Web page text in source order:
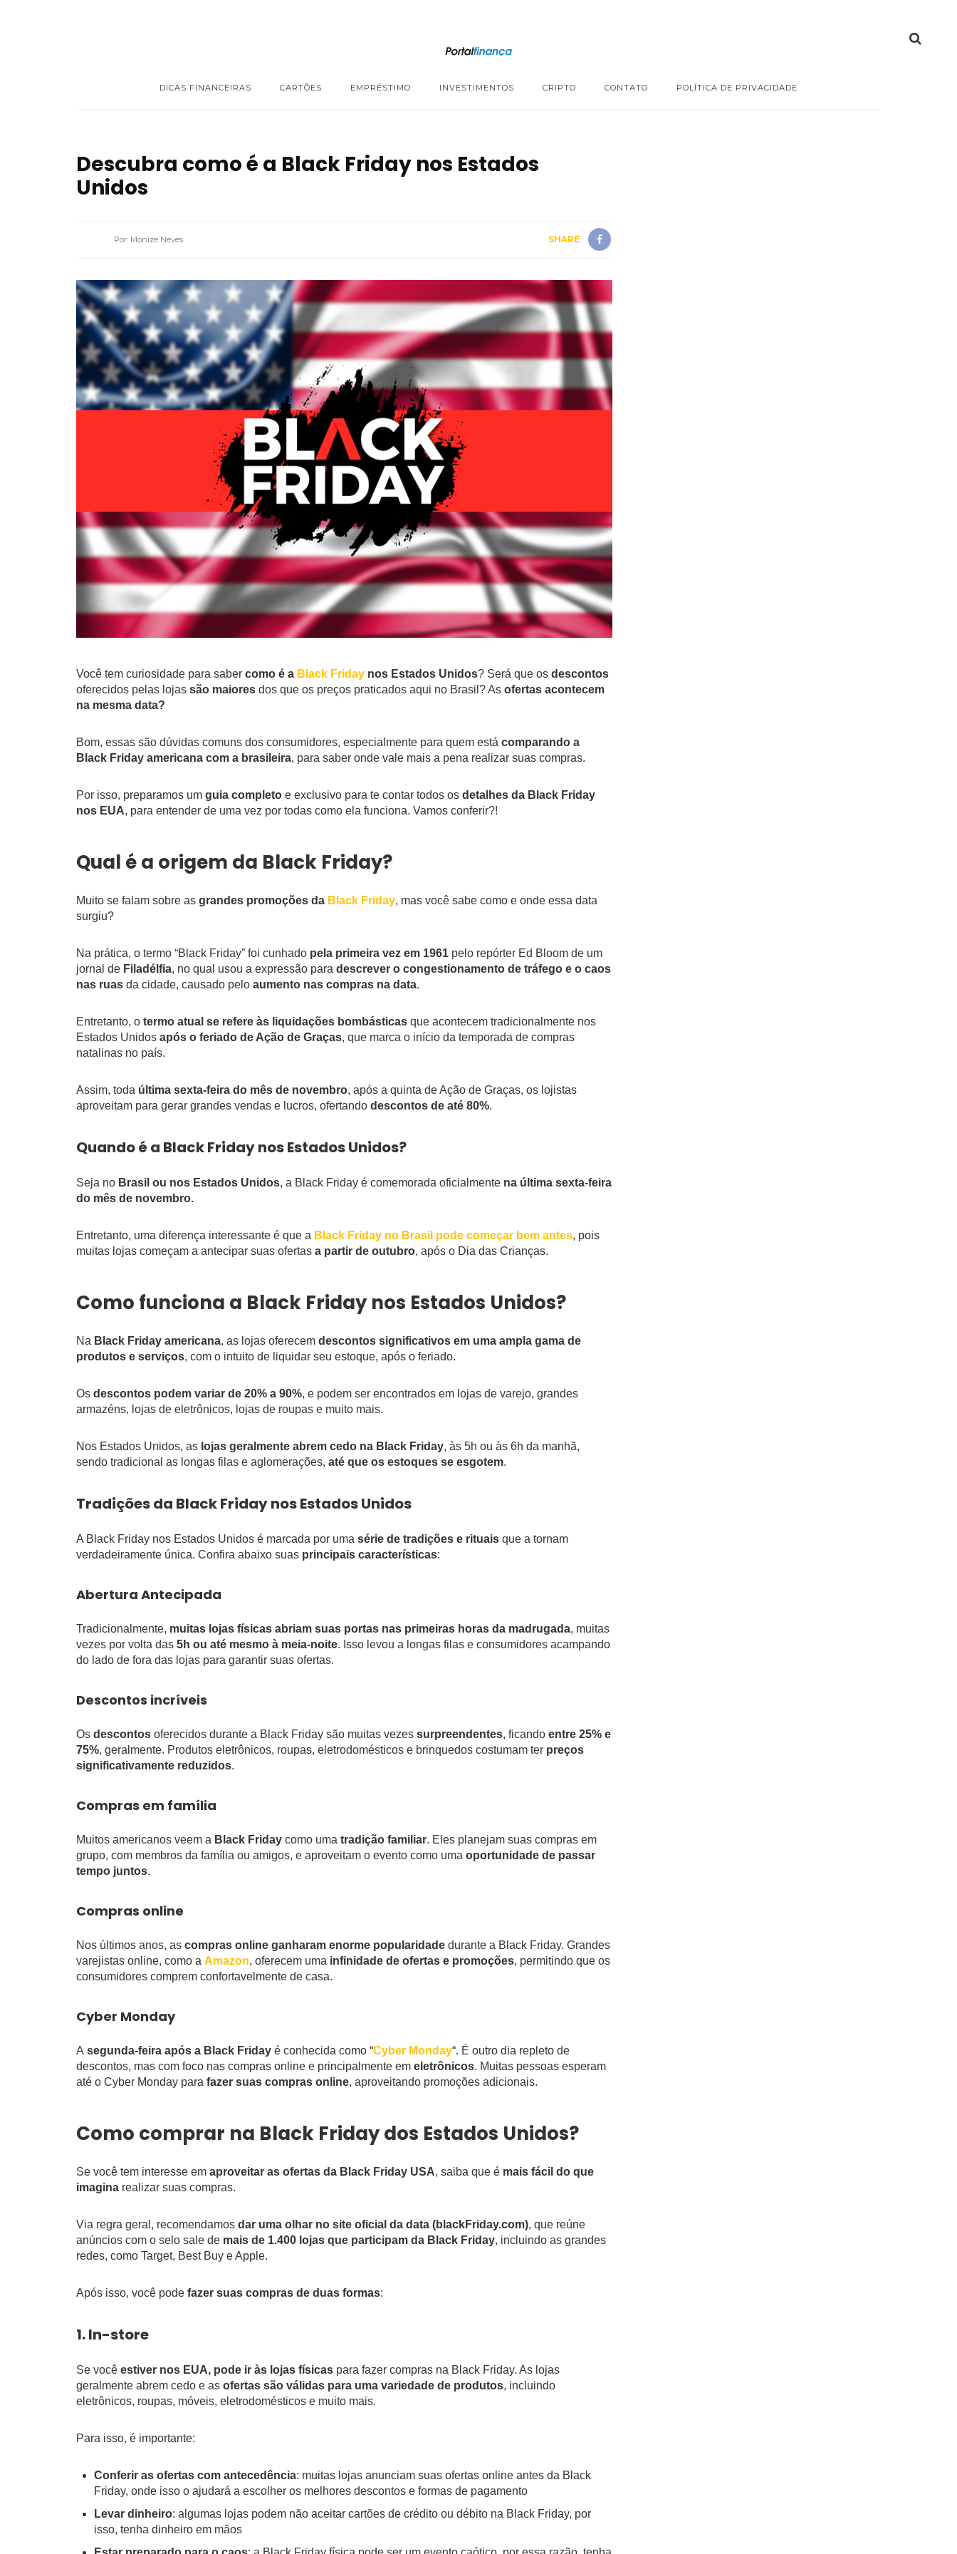
DICAS FINANCEIRAS CARTÕES EMPRÉSTIMO INVESTIMENTOS CRIPTO CONTATO POLÍTICA DE PRIVACIDADE
Descubra como é a Black Friday nos Estados
Unidos
Por: Monize Neves SHARE
Você tem curiosidade para saber como é a Black Friday nos Estados Unidos? Será que os descontos
oferecidos pelas lojas são maiores dos que os preços praticados aqui no Brasil? As ofertas acontecem
na mesma data?
Bom, essas são dúvidas comuns dos consumidores, especialmente para quem está comparando a
Black Friday americana com a brasileira, para saber onde vale mais a pena realizar suas compras.
Por isso, preparamos um guia completo e exclusivo para te contar todos os detalhes da Black Friday
nos EUA, para entender de uma vez por todas como ela funciona. Vamos conferir?!
Qual é a origem da Black Friday?
Muito se falam sobre as grandes promoções da Black Friday, mas você sabe como e onde essa data
surgiu?
Na prática, o termo “Black Friday” foi cunhado pela primeira vez em 1961 pelo repórter Ed Bloom de um
jornal de Filadélfia, no qual usou a expressão para descrever o congestionamento de tráfego e o caos
nas ruas da cidade, causado pelo aumento nas compras na data.
Entretanto, o termo atual se refere às liquidações bombásticas que acontecem tradicionalmente nos
Estados Unidos após o feriado de Ação de Graças, que marca o início da temporada de compras
natalinas no país.
Assim, toda última sexta-feira do mês de novembro, após a quinta de Ação de Graças, os lojistas
aproveitam para gerar grandes vendas e lucros, ofertando descontos de até 80%.
Quando é a Black Friday nos Estados Unidos?
Seja no Brasil ou nos Estados Unidos, a Black Friday é comemorada oficialmente na última sexta-feira
do mês de novembro.
Entretanto, uma diferença interessante é que a Black Friday no Brasil pode começar bem antes, pois
muitas lojas começam a antecipar suas ofertas a partir de outubro, após o Dia das Crianças.
Como funciona a Black Friday nos Estados Unidos?
Na Black Friday americana, as lojas oferecem descontos significativos em uma ampla gama de
produtos e serviços, com o intuito de liquidar seu estoque, após o feriado.
Os descontos podem variar de 20% a 90%, e podem ser encontrados em lojas de varejo, grandes
armazéns, lojas de eletrônicos, lojas de roupas e muito mais.
Nos Estados Unidos, as lojas geralmente abrem cedo na Black Friday, às 5h ou às 6h da manhã,
sendo tradicional as longas filas e aglomerações, até que os estoques se esgotem.
Tradições da Black Friday nos Estados Unidos
A Black Friday nos Estados Unidos é marcada por uma série de tradições e rituais que a tornam
verdadeiramente única. Confira abaixo suas principais características:
Abertura Antecipada
Tradicionalmente, muitas lojas físicas abriam suas portas nas primeiras horas da madrugada, muitas
vezes por volta das 5h ou até mesmo à meia-noite. Isso levou a longas filas e consumidores acampando
do lado de fora das lojas para garantir suas ofertas.
Descontos incríveis
Os descontos oferecidos durante a Black Friday são muitas vezes surpreendentes, ficando entre 25% e
75%, geralmente. Produtos eletrônicos, roupas, eletrodomésticos e brinquedos costumam ter preços
significativamente reduzidos.
Compras em família
Muitos americanos veem a Black Friday como uma tradição familiar. Eles planejam suas compras em
grupo, com membros da família ou amigos, e aproveitam o evento como uma oportunidade de passar
tempo juntos.
Compras online
Nos últimos anos, as compras online ganharam enorme popularidade durante a Black Friday. Grandes
varejistas online, como a Amazon, oferecem uma infinidade de ofertas e promoções, permitindo que os
consumidores comprem confortavelmente de casa.
Cyber Monday
A segunda-feira após a Black Friday é conhecida como “Cyber Monday“. É outro dia repleto de
descontos, mas com foco nas compras online e principalmente em eletrônicos. Muitas pessoas esperam
até o Cyber Monday para fazer suas compras online, aproveitando promoções adicionais.
Como comprar na Black Friday dos Estados Unidos?
Se você tem interesse em aproveitar as ofertas da Black Friday USA, saiba que é mais fácil do que
imagina realizar suas compras.
Via regra geral, recomendamos dar uma olhar no site oficial da data (blackFriday.com), que reúne
anúncios com o selo sale de mais de 1.400 lojas que participam da Black Friday, incluindo as grandes
redes, como Target, Best Buy e Apple.
Após isso, você pode fazer suas compras de duas formas:
1. In-store
Se você estiver nos EUA, pode ir às lojas físicas para fazer compras na Black Friday. As lojas
geralmente abrem cedo e as ofertas são válidas para uma variedade de produtos, incluindo
eletrônicos, roupas, móveis, eletrodomésticos e muito mais.
Para isso, é importante:
Conferir as ofertas com antecedência: muitas lojas anunciam suas ofertas online antes da Black
Friday, onde isso o ajudará a escolher os melhores descontos e formas de pagamento
Levar dinheiro: algumas lojas podem não aceitar cartões de crédito ou débito na Black Friday, por
isso, tenha dinheiro em mãos